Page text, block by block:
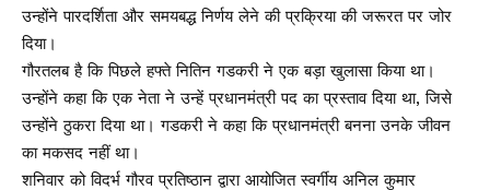
उन्होंने पारदर्शिता और समयबद्ध निर्णय लेने की प्रक्रिया की जरूरत पर जोर
दिया।
गौरतलब है कि पिछले हफ्ते नितिन गडकरी ने एक बड़ा खुलासा किया था।
उन्होंने कहा कि एक नेता ने उन्हें प्रधानमंत्री पद का प्रस्ताव दिया था, जिसे
उन्होंने ठुकरा दिया था। गडकरी ने कहा कि प्रधानमंत्री बनना उनके जीवन
का मकसद नहीं था।
शनिवार को विदर्भ गौरव प्रतिष्ठान द्वारा आयोजित स्वर्गीय अनिल कुमार